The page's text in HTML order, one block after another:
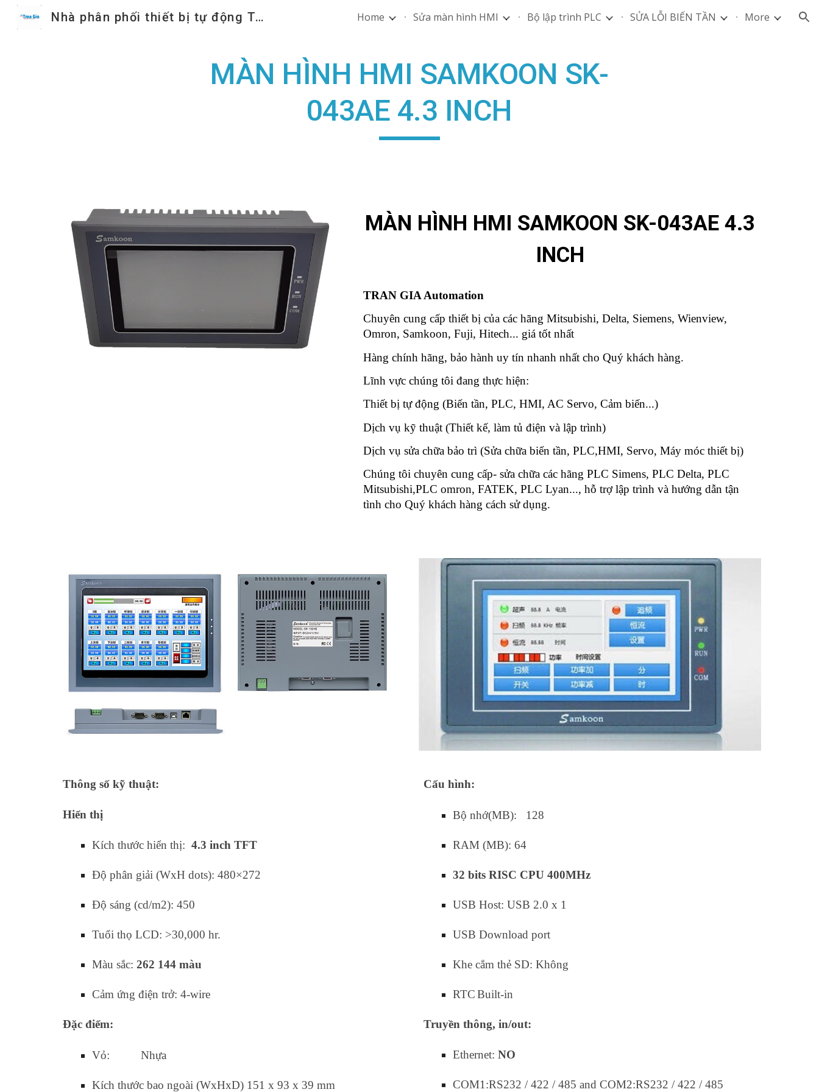
Skip to main content Skip to navigation
Nhà phân phối thiết bị tự động Trần Gia Home Sửa màn hình HMI Bộ lập trình PLC SỬA LỖI BIẾN TẦN More
MÀN HÌNH HMI SAMKOON SK-
043AE 4.3 INCH
MÀN HÌNH HMI SAMKOON SK-043AE 4.3
INCH
TRAN GIA Automation
Chuyên cung cấp thiết bị của các hãng Mitsubishi, Delta, Siemens, Wienview,
Omron, Samkoon, Fuji, Hitech... giá tốt nhất
Hàng chính hãng, bảo hành uy tín nhanh nhất cho Quý khách hàng.
Lĩnh vực chúng tôi đang thực hiện:
Thiết bị tự động (Biến tần, PLC, HMI, AC Servo, Cảm biến...)
Dịch vụ kỹ thuật (Thiết kế, làm tủ điện và lập trình)
Dịch vụ sửa chữa bảo trì (Sửa chữa biến tần, PLC,HMI, Servo, Máy móc thiết bị)
Chúng tôi chuyên cung cấp- sửa chữa các hãng PLC Simens, PLC Delta, PLC
Mitsubishi,PLC omron, FATEK, PLC Lyan..., hỗ trợ lập trình và hướng dẫn tận
tình cho Quý khách hàng cách sử dụng.
Thông số kỹ thuật:
Hiển thị
Kích thước hiển thị: 4.3 inch TFT
Độ phân giải (WxH dots): 480×272
Độ sáng (cd/m2): 450
Tuổi thọ LCD: >30,000 hr.
Màu sắc: 262 144 màu
Cảm ứng điện trở: 4-wire
Đặc điểm:
Vỏ: Nhựa
Kích thước bao ngoài (WxHxD) 151 x 93 x 39 mm
Cấu hình:
Bộ nhớ(MB): 128
RAM (MB): 64
32 bits RISC CPU 400MHz
USB Host: USB 2.0 x 1
USB Download port
Khe cắm thẻ SD: Không
RTCBuilt-in
Truyền thông, in/out:
Ethernet: NO
COM1:RS232 / 422 / 485 and COM2:RS232 / 422 / 485